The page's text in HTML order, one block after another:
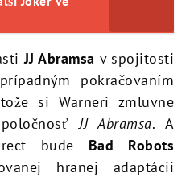
JJ Abramsa v spojitosti
pokračovaním
si Warneri zmluvne
JJ Abramsa. A
bude Bad Robots
hranej adaptácii